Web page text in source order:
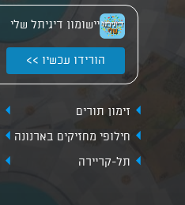
יישומון דיגיתל שלי
הורידו עכשיו >>
זימון תורים
חילופי מחזיקים בארנונה
תל-קריירה